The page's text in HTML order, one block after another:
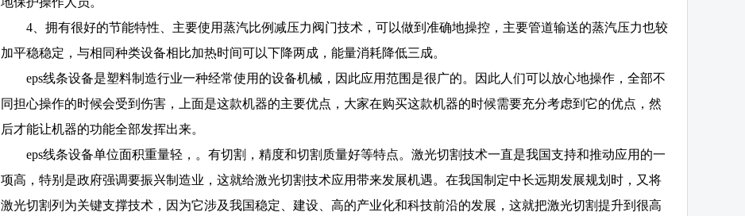
4、拥有很好的节能特性、主要使用蒸汽比例减压力阀门技术，可以做到准确地操控，主要管道输送的蒸汽压力也较
加平稳稳定，与相同种类设备相比加热时间可以下降两成，能量消耗降低三成。
eps线条设备是塑料制造行业一种经常使用的设备机械，因此应用范围是很广的。因此人们可以放心地操作，全部不
同担心操作的时候会受到伤害，上面是这款机器的主要优点，大家在购买这款机器的时候需要充分考虑到它的优点，然
后才能让机器的功能全部发挥出来。
eps线条设备单位面积重量轻，。有切割，精度和切割质量好等特点。激光切割技术一直是我国支持和推动应用的一
项高，特别是政府强调要振兴制造业，这就给激光切割技术应用带来发展机遇。在我国制定中长远期发展规划时，又将
激光切割列为关键支撑技术，因为它涉及我国稳定、建设、高的产业化和科技前沿的发展，这就把激光切割提升到很高